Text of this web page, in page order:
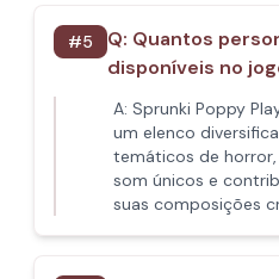
#5 Q: Quantos
disponíveis no
A: Sprunki Poppy
um elenco
temáticos de
som únicos e
suas composições